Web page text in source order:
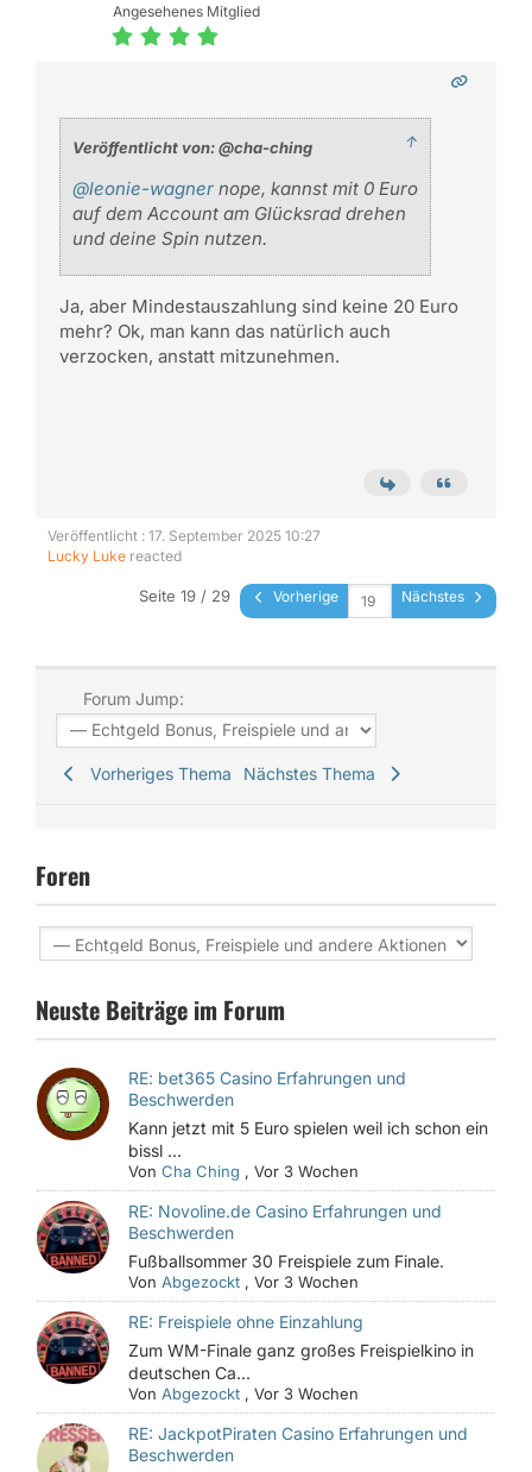
Angesehenes Mitglied
Veröffentlicht von: @cha-ching ↑
@leonie-wagner nope, kannst mit 0 Euro
auf dem Account am Glücksrad drehen
und deine Spin nutzen.
Ja, aber Mindestauszahlung sind keine 20 Euro
mehr? Ok, man kann das natürlich auch
verzocken, anstatt mitzunehmen.
Veröffentlicht : 17. September 2025 10:27
Lucky Luke reacted
Seite 19 / 29 Vorherige Nächstes
Forum Jump:
Vorheriges Thema Nächstes Thema
Foren
Neuste Beiträge im Forum
RE: bet365 Casino Erfahrungen und
Beschwerden
Kann jetzt mit 5 Euro spielen weil ich schon ein
bissl ...
VonCha Ching ,Vor 3 Wochen
RE: Novoline.de Casino Erfahrungen und
Beschwerden
Fußballsommer 30 Freispiele zum Finale.
VonAbgezockt ,Vor 3 Wochen
RE: Freispiele ohne Einzahlung
Zum WM-Finale ganz großes Freispielkino in
deutschen Ca...
VonAbgezockt ,Vor 3 Wochen
RE: JackpotPiraten Casino Erfahrungen und
Beschwerden